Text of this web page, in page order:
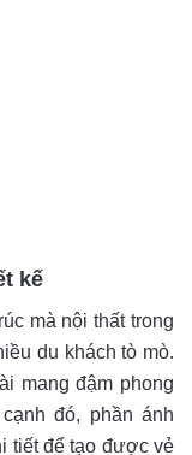
kế
mà nội thất trong
du khách tò mò.
mang đậm phong
đó, phần ánh
tiết để tạo được vẻ